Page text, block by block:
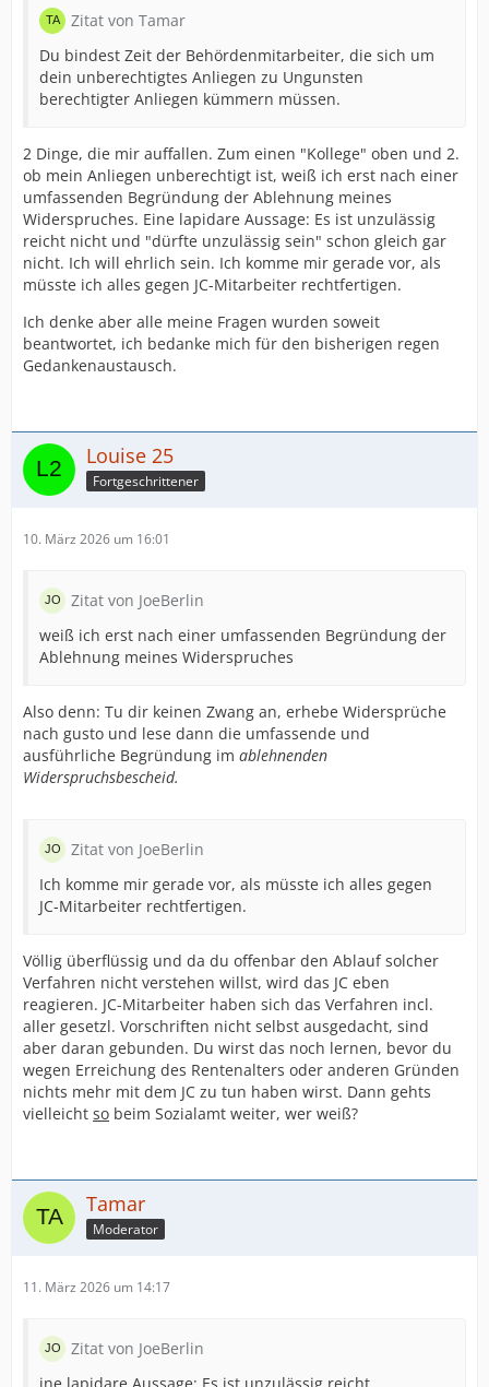
Zitat von Tamar
Du bindest Zeit der Behördenmitarbeiter, die sich um
dein unberechtigtes Anliegen zu Ungunsten
berechtigter Anliegen kümmern müssen.
2 Dinge, die mir auffallen. Zum einen "Kollege" oben und 2.
ob mein Anliegen unberechtigt ist, weiß ich erst nach einer
umfassenden Begründung der Ablehnung meines
Widerspruches. Eine lapidare Aussage: Es ist unzulässig
reicht nicht und "dürfte unzulässig sein" schon gleich gar
nicht. Ich will ehrlich sein. Ich komme mir gerade vor, als
müsste ich alles gegen JC-Mitarbeiter rechtfertigen.
Ich denke aber alle meine Fragen wurden soweit
beantwortet, ich bedanke mich für den bisherigen regen
Gedankenaustausch.
Louise 25
Fortgeschrittener
10. März 2026 um 16:01
Zitat von JoeBerlin
weiß ich erst nach einer umfassenden Begründung der
Ablehnung meines Widerspruches
Also denn: Tu dir keinen Zwang an, erhebe Widersprüche
nach gusto und lese dann die umfassende und
ausführliche Begründung im ablehnenden
Widerspruchsbescheid.
Zitat von JoeBerlin
Ich komme mir gerade vor, als müsste ich alles gegen
JC-Mitarbeiter rechtfertigen.
Völlig überflüssig und da du offenbar den Ablauf solcher
Verfahren nicht verstehen willst, wird das JC eben
reagieren. JC-Mitarbeiter haben sich das Verfahren incl.
aller gesetzl. Vorschriften nicht selbst ausgedacht, sind
aber daran gebunden. Du wirst das noch lernen, bevor du
wegen Erreichung des Rentenalters oder anderen Gründen
nichts mehr mit dem JC zu tun haben wirst. Dann gehts
vielleicht so beim Sozialamt weiter, wer weiß?
Tamar
Moderator
11. März 2026 um 14:17
Zitat von JoeBerlin